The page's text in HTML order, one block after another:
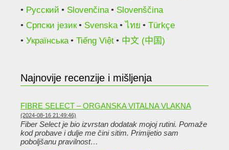
Русский
Slovenčina
Slovenščina
Српски језик
Svenska ไทย
Türkçe
Українська
Tiếng Việt 中文 (中国)
Najnovije recenzije i mišljenja
FIBRE SELECT – ORGANSKA VITALNA VLAKNA
(2024-08-16 21:49:46)
Fiber Select je bio izvrstan dodatak mojoj rutini. Pomaže
kod probave i dulje me čini sitim. Primijetio sam
poboljšanu pravilnost…